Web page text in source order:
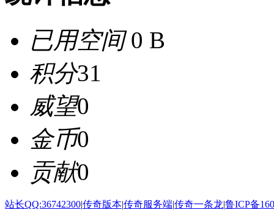
已用空间0 B
积分31
威望0
金币0
贡献0
站长QQ:36742300|传奇版本|传奇服务端|传奇一条龙|鲁ICP备